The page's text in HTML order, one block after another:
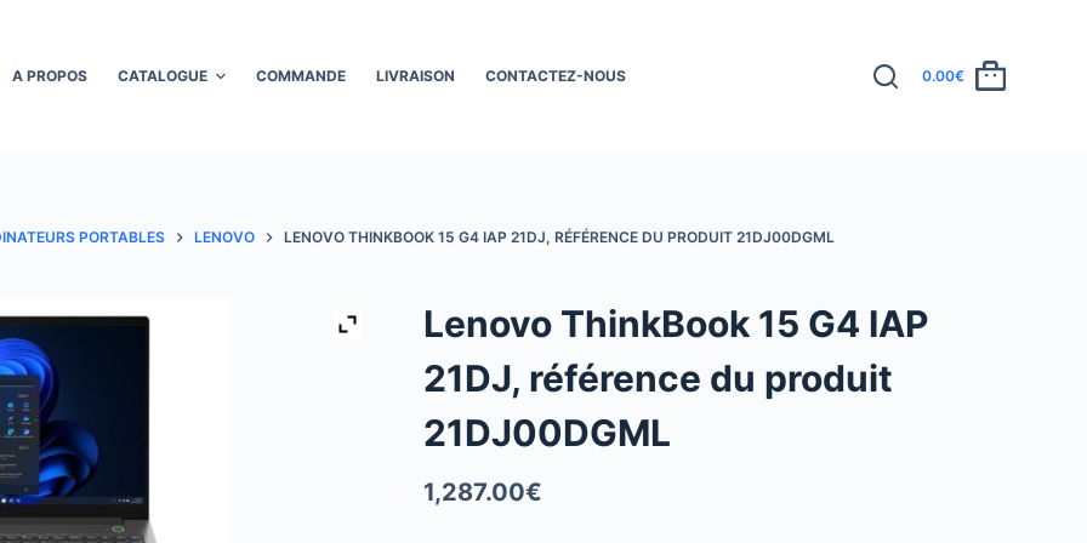
A PROPOS CATALOGUE COMMANDE LIVRAISON CONTACTEZ-NOUS 0.00€
PORTABLES LENOVO LENOVO THINKBOOK 15 G4 IAP 21DJ, RÉFÉRENCE DU PRODUIT 21DJ00DGML
Lenovo ThinkBook 15 G4 IAP
21DJ, référence du produit
21DJ00DGML
1,287.00€